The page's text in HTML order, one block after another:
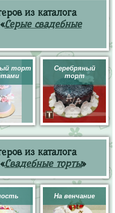
из каталога
Серые свадебные
торт
Серебряный
торт
из каталога
Свадебные торты»
На венчание